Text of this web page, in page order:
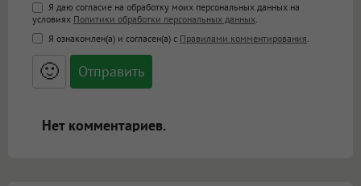
Поддержка HTML
<b>, <strong>, <u>, <i>, <em>, <s>, <big>,
<small>, <sup>, <sub>, <pre>, <ul>, <ol>, <li>,
<blockquote>, <code> экранирует HTML,
адреса URL автоматически становятся
ссылками, и [img]адрес[/img] будет
Я даю согласие на обработку моих персональных данных на
условиях Политики обработки персональных данных
Я ознакомлен(а) и согласен(а) с Правилами комментирования
🙂
Нет комментариев.